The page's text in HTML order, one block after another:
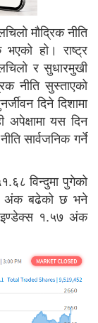
मौद्रिक नीति
हो। राष्ट्र
र सुधारमुखी
नीति सुस्ताएको
दिने दिशामा
अपेक्षामा यस दिन
सार्वजनिक गर्ने
विन्दुमा पुगेको
अंक बढेको छ भने
१.५७ अंक